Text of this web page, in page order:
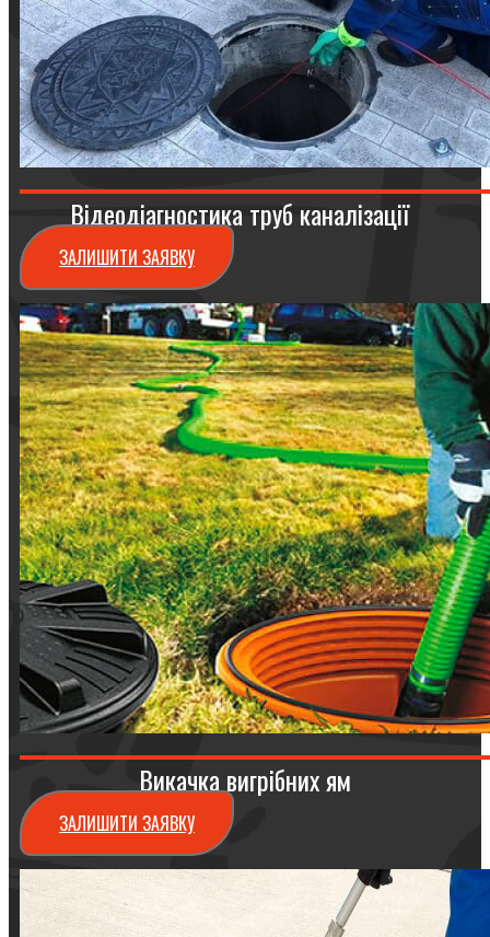
Відеодіагностика труб каналізації
ЗАЛИШИТИ ЗАЯВКУ
Викачка вигрібних ям
ЗАЛИШИТИ ЗАЯВКУ